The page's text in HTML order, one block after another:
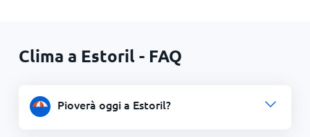
Clima a Estoril - FAQ
Pioverà oggi a Estoril?